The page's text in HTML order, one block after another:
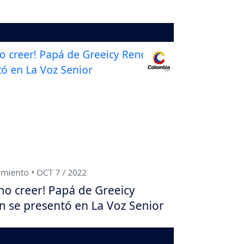
• OCT 7 / 2022
creer! Papá de Greeicy
se presentó en La Voz Senior